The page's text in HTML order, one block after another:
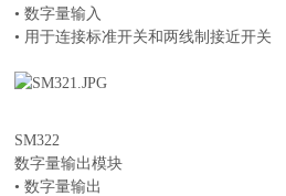
• 数字量输入
• 用于连接标准开关和两线制接近开关
SM322
数字量输出模块
• 数字量输出